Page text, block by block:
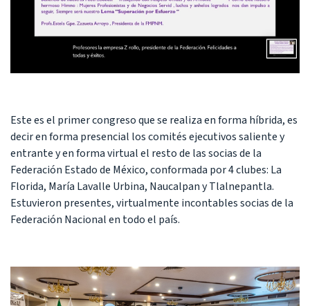
Este es el primer congreso que se realiza en forma híbrida, es
decir en forma presencial los comités ejecutivos saliente y
entrante y en forma virtual el resto de las socias de la
Federación Estado de México, conformada por 4 clubes: La
Florida, María Lavalle Urbina, Naucalpan y Tlalnepantla.
Estuvieron presentes, virtualmente incontables socias de la
Federación Nacional en todo el país.